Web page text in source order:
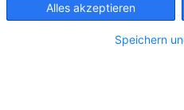
Alles akzeptieren
Speichern